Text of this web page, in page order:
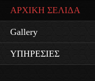
ΑΡΧΙΚΗ ΣΕΛΙΔΑ
Gallery
ΥΠΗΡΕΣΙΕΣ